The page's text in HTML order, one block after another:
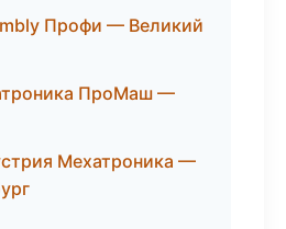
Профи — Великий
ПроМаш —
Мехатроника —